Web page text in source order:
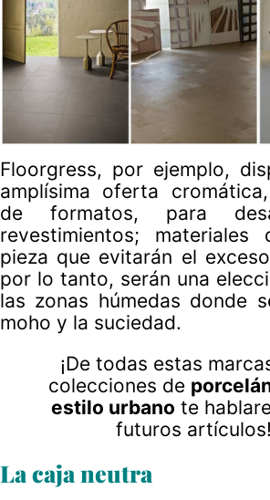
Floorgress, por ejemplo,
amplísima oferta
de formatos, para
revestimientos;
pieza que evitarán el
por lo tanto, serán una
las zonas húmedas donde
moho y la suciedad.
¡De todas estas
colecciones de
estilo urbano te
futuros artículos!
La caja neutra